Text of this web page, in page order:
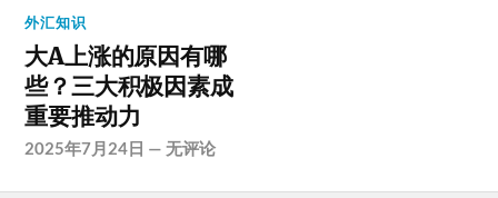
外汇知识
大A上涨的原因有哪
些？三大积极因素成
重要推动力
2025年7月24日 —无评论